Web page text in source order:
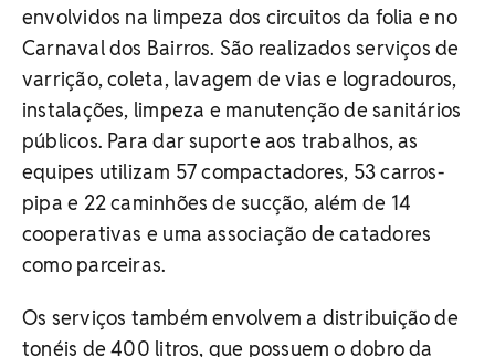
envolvidos na limpeza dos circuitos da folia e no
Carnaval dos Bairros. São realizados serviços de
varrição, coleta, lavagem de vias e logradouros,
instalações, limpeza e manutenção de sanitários
públicos. Para dar suporte aos trabalhos, as
equipes utilizam 57 compactadores, 53 carros-
pipa e 22 caminhões de sucção, além de 14
cooperativas e uma associação de catadores
como parceiras.
Os serviços também envolvem a distribuição de
tonéis de 400 litros, que possuem o dobro da